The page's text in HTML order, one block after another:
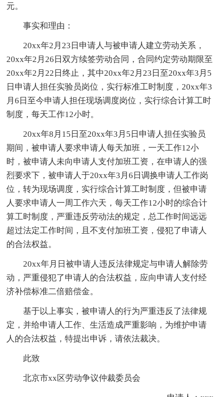
元。
事实和理由：
20xx年2月23日申请人与被申请人建立劳动关系，
20xx年2月26日双方续签劳动合同，合同约定劳动期限至
20xx年2月22日终止，其中20xx年2月23日至20xx年3月5
日申请人担任实验员岗位，实行标准工时制度，20xx年3
月6日至今申请人担任现场调度岗位，实行综合计算工时
制度，每天工作12小时。
20xx年8月15日至20xx年3月5日申请人担任实验员
期间，被申请人要求申请人每天加班，一天工作12小
时，被申请人未向申请人支付加班工资，在申请人的强
烈要求下，被申请人于20xx年3月6日调换申请人工作岗
位，转为现场调度，实行综合计算工时制度，但被申请
人要求申请人一周工作六天，每天工作12小时的综合计
算工时制度，严重违反劳动法的规定，总工作时间远远
超过法定工作时间，且不支付加班工资，侵犯了申请人
的合法权益。
20xx年月日被申请人违反法律规定与申请人解除劳
动，严重侵犯了申请人的合法权益，应向申请人支付经
济补偿标准二倍赔偿金。
基于以上事实，被申请人的行为严重违反了法律规
定，并给申请人工作、生活造成严重影响，为维护申请
人的合法权益，特提出申诉，请依法裁决。
此致
北京市xx区劳动争议仲裁委员会